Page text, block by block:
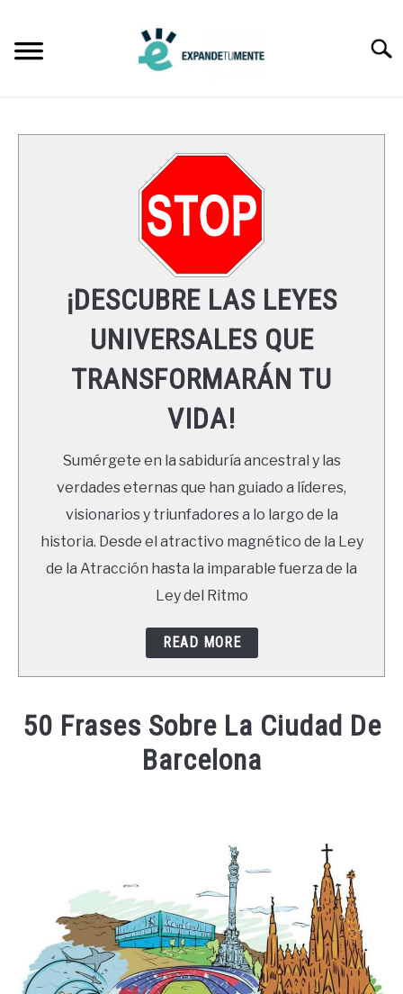
content
LEYES UNIVERSALES
RECURSOS
NEWSLETTER
¡DESCUBRE LAS LEYES
UNIVERSALES QUE
TRANSFORMARÁN TU
VIDA!
Sumérgete en la sabiduría ancestral y las
verdades eternas que han guiado a líderes,
visionarios y triunfadores a lo largo de la
historia. Desde el atractivo magnético de la Ley
de la Atracción hasta la imparable fuerza de la
Ley del Ritmo
READ MORE
50 Frases Sobre La Ciudad De
Barcelona